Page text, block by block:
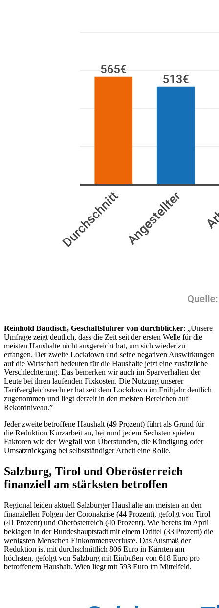
Reinhold Baudisch, Geschäftsführer von durchblicker: „Unsere
Umfrage zeigt deutlich, dass die Zeit seit der ersten Welle für die
meisten Haushalte nicht ausgereicht hat, um sich wieder zu
erfangen. Der zweite Lockdown und seine negativen Auswirkungen
auf die Wirtschaft bedeuten für die Haushalte jetzt eine zusätzliche
Verschlechterung. Das bemerken wir auch im Sparverhalten der
Leute bei ihren laufenden Fixkosten. Die Nutzung unserer
Tarifvergleichsrechner hat seit dem Lockdown im Frühjahr deutlich
zugenommen und liegt derzeit in den meisten Bereichen auf
Rekordniveau.”
Jeder zweite betroffene Haushalt (49 Prozent) führt als Grund für
die Reduktion Kurzarbeit an, bei rund jedem Sechsten spielen
Faktoren wie der Wegfall von Überstunden, die Kündigung oder
Umsatzrückgang bei selbstständiger Arbeit eine Rolle.
Salzburg, Tirol und Oberösterreich
finanziell am stärksten betroffen
Regional leiden aktuell Salzburger Haushalte am meisten an den
finanziellen Folgen der Coronakrise (44 Prozent), gefolgt von Tirol
(41 Prozent) und Oberösterreich (40 Prozent). Wie bereits im April
beklagen in der Bundeshauptstadt mit einem Drittel (33 Prozent) die
wenigsten Menschen Einkommensverluste. Das Ausmaß der
Reduktion ist mit durchschnittlich 806 Euro in Kärnten am
höchsten, gefolgt von Salzburg mit Einbußen von 618 Euro pro
betroffenem Haushalt. Wien liegt mit 593 Euro im Mittelfeld.